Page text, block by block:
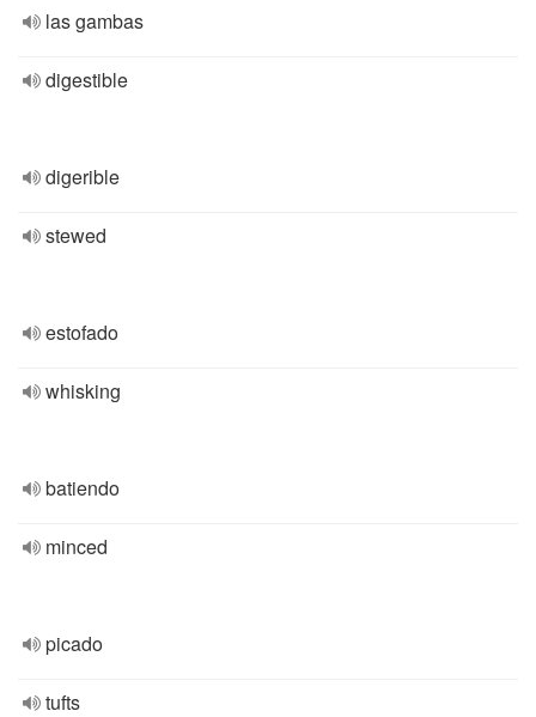
las gambas
digestible
digerible
stewed
estofado
whisking
batiendo
minced
picado
tufts